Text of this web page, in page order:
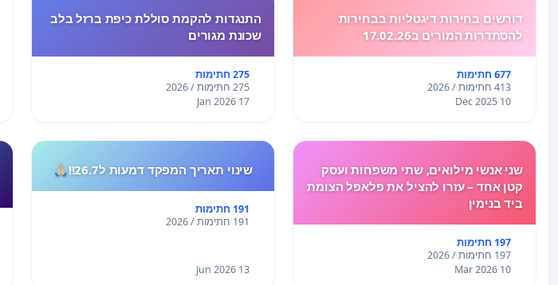
דורשים בחירות דיגטליות בבחירות
להסתדרות המורים ב17.02.26
677 חתימות
413 חתימות / 2026
10 Dec 2025
התנגדות להקמת סוללת כיפת ברזל בלב
שכונת מגורים
275 חתימות
275 חתימות / 2026
17 Jan 2026
שני אנשי מילואים, שתי משפחות ועסק
קטן אחד – עזרו להציל את פלאפל הצומת
ביד בנימין
197 חתימות
197 חתימות / 2026
10 Mar 2026
שינוי תאריך המפקד דמעות ל26.7!!🙏🏼
191 חתימות
191 חתימות / 2026
13 Jun 2026